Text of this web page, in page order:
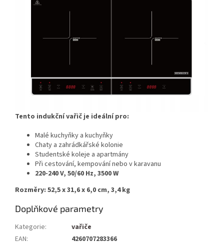
Tento indukční vařič je ideální pro:
Malé kuchyňky a kuchyňky
Chaty a zahrádkářské kolonie
Studentské koleje a apartmány
Při cestování, kempování nebo v karavanu
220-240 V, 50/60 Hz, 3500 W
Rozměry: 52,5 x 31,6 x 6,0 cm, 3,4 kg
Doplňkové parametry
Kategorie:
vařiče
EAN:
4260707283366